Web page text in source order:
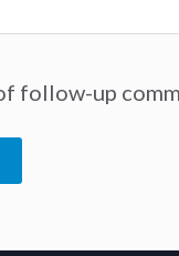
follow-up